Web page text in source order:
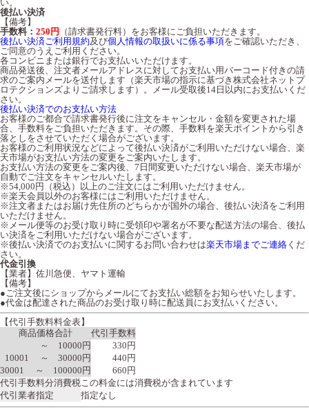
い。
後払い決済
【備考】
手数料： 250円
（請求書発行料）をお客様にご負担いただきます。
後払い決済ご利用規約及び個人情報の取扱いに係る事項をご確認いただき、
ご同意のうえご利用ください。
各コンビニまたは銀行でお支払いいただけます。
商品発送後、注文者メールアドレスに対してお支払い用バーコード付きの請
求のご案内メールを送付します（楽天市場の指示に基づき株式会社ネットプ
ロテクションズよりご請求します）。メール受取後14日以内にお支払いくだ
さい。
後払い決済でのお支払い方法
お客様のご都合で請求書発行後に注文をキャンセル・金額を変更された場
合、手数料をご負担いただきます。その際、手数料を楽天ポイントから引き
落としをさせていただく場合がございます。
お客様のご利用状況などによって後払い決済がご利用いただけない場合、楽
天市場がお支払い方法の変更をご案内いたします。
お支払い方法の変更をご案内後、7日間変更いただけない場合、楽天市場が
自動でご注文をキャンセルいたします。
※54,000円（税込）以上のご注文にはご利用いただけません。
※楽天会員以外のお客様にはご利用いただけません。
※注文者またはお届け先住所のどちらかが国外の場合、後払い決済をご利用
いただけません。
※メール便等のお受け取り時に受領印や署名が不要な配送方法の場合、後払
い決済をご利用いただけない場合がございます。
※後払い決済でのお支払いに関するお問い合わせは楽天市場までご連絡 くだ
さい。
代金引換
【業者】佐川急便、ヤマト運輸
【備考】
●ご注文後にショップからメールにてお支払い総額をお知らせいたします。
●代金は配達された商品のお受け取り時に配送員にお支払いください。
【代引手数料料金表】
商品価格合計
代引手数料
～ 10000円
330円
10001 ～ 30000円
440円
30001 ～ 100000円
660円
代引手数料分消費税この料金には消費税が含まれています
代引業者指定
指定なし